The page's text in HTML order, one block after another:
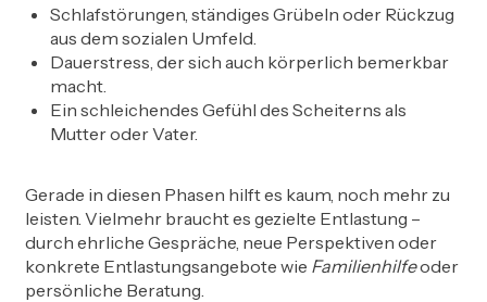
Schlafstörungen, ständiges Grübeln oder Rückzug
aus dem sozialen Umfeld.
Dauerstress, der sich auch körperlich bemerkbar
macht.
Ein schleichendes Gefühl des Scheiterns als
Mutter oder Vater.
Gerade in diesen Phasen hilft es kaum, noch mehr zu
leisten. Vielmehr braucht es gezielte Entlastung –
durch ehrliche Gespräche, neue Perspektiven oder
konkrete Entlastungsangebote wie Familienhilfeoder
persönliche Beratung.